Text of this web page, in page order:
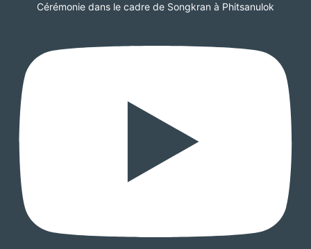
Cérémonie dans le cadre de Songkran à Phitsanulok